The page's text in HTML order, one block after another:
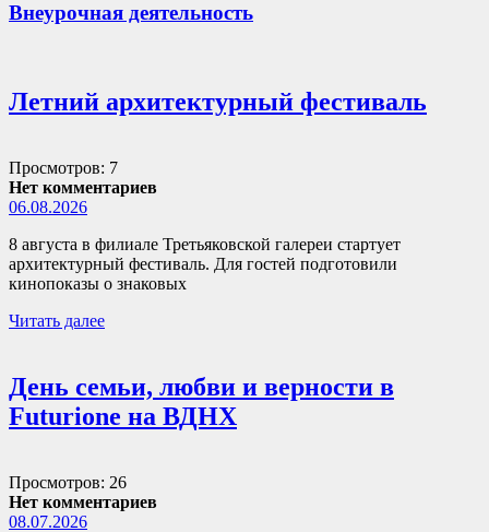
Внеурочная деятельность
Летний архитектурный фестиваль
Просмотров: 7
Нет комментариев
06.08.2026
8 августа в филиале Третьяковской галереи стартует
архитектурный фестиваль. Для гостей подготовили
кинопоказы о знаковых
Читать далее
День семьи, любви и верности в
Futurione на ВДНХ
Просмотров: 26
Нет комментариев
08.07.2026